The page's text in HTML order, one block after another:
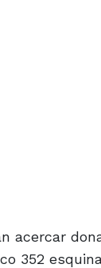
acercar
352